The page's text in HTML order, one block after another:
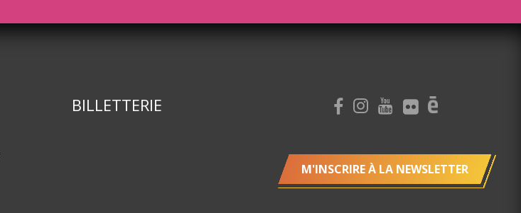
BILLETTERIE
M'INSCRIRE À LA NEWSLETTER